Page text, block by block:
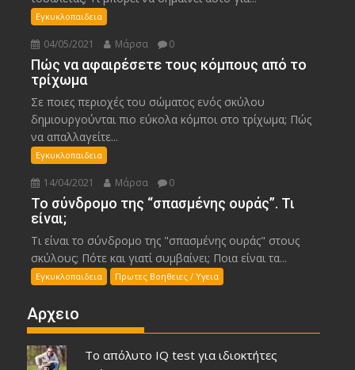
Εγκυκλοπαιδεια
04/05/2021 Μάρσα 0
Πώς να αφαιρέσετε τους κόμπους από το
τρίχωμα
Σε ποιες περιοχές του σώματος ενός σκύλου
δημιουργούνται πιο εύκολα κόμποι στο τρίχωμα; Πώς
να απαλλαγείτε...
Εγκυκλοπαιδεια
14/04/2021 Μάρσα 0
Το σύνδρομο της “σπασμένης ουράς”. Τι
είναι;
Τι είναι το σύνδρομο της "σπασμένης ουράς" στους
σκύλους; Πότε και γιατί συμβαίνει; Ποια είναι τα...
Εγκυκλοπαιδεια Πρωτες Βοηθειες / Υγεια
Αρχειο
Το απόλυτο IQ test για ιδιοκτήτες